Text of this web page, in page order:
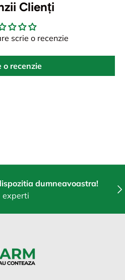
Clienți
scrie o recenzie
o recenzie
dumneavoastra!
experti